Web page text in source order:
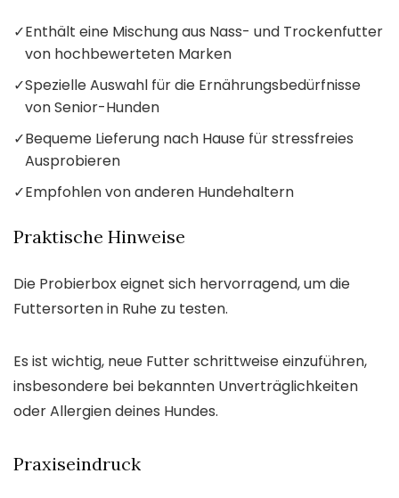
✓Enthält eine Mischung aus Nass- und Trockenfutter
von hochbewerteten Marken
✓Spezielle Auswahl für die Ernährungsbedürfnisse
von Senior-Hunden
✓Bequeme Lieferung nach Hause für stressfreies
Ausprobieren
✓Empfohlen von anderen Hundehaltern
Praktische Hinweise
Die Probierbox eignet sich hervorragend, um die
Futtersorten in Ruhe zu testen.
Es ist wichtig, neue Futter schrittweise einzuführen,
insbesondere bei bekannten Unverträglichkeiten
oder Allergien deines Hundes.
Praxiseindruck